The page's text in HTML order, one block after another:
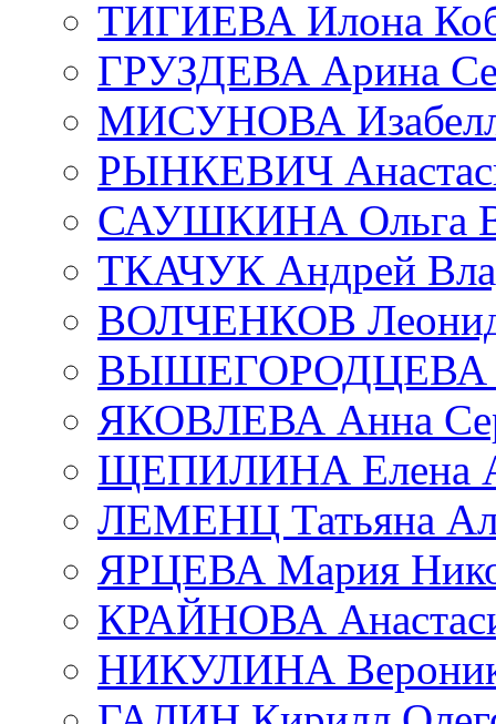
ТИГИЕВА Илона
ГРУЗДЕВА Арина
МИСУНОВА
РЫНКЕВИЧ
САУШКИНА Ольга
ТКАЧУК Андрей
ВОЛЧЕНКОВ Леонид
ВЫШЕГОРОДЦЕВА
ЯКОВЛЕВА Анна
ЩЕПИЛИНА Елена
ЛЕМЕНЦ Татьяна
ЯРЦЕВА Мария
КРАЙНОВА
НИКУЛИНА